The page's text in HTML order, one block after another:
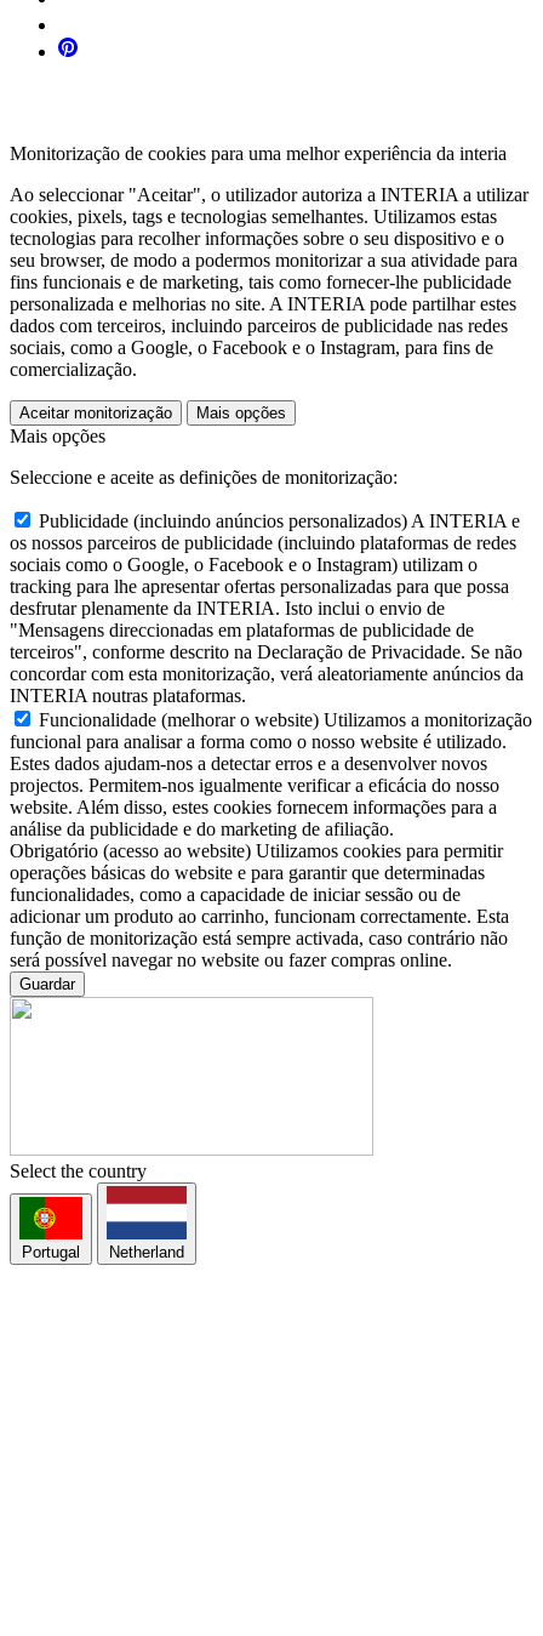
Monitorização de cookies para uma melhor experiência da interia
Ao seleccionar "Aceitar", o utilizador autoriza a INTERIA a utilizar
cookies, pixels, tags e tecnologias semelhantes. Utilizamos estas
tecnologias para recolher informações sobre o seu dispositivo e o
seu browser, de modo a podermos monitorizar a sua atividade para
fins funcionais e de marketing, tais como fornecer-lhe publicidade
personalizada e melhorias no site. A INTERIA pode partilhar estes
dados com terceiros, incluindo parceiros de publicidade nas redes
sociais, como a Google, o Facebook e o Instagram, para fins de
comercialização.
Aceitar monitorização Mais opções
Mais opções
Seleccione e aceite as definições de monitorização:
Publicidade (incluindo anúncios personalizados) A INTERIA e
os nossos parceiros de publicidade (incluindo plataformas de redes
sociais como o Google, o Facebook e o Instagram) utilizam o
tracking para lhe apresentar ofertas personalizadas para que possa
desfrutar plenamente da INTERIA. Isto inclui o envio de
"Mensagens direccionadas em plataformas de publicidade de
terceiros", conforme descrito na Declaração de Privacidade. Se não
concordar com esta monitorização, verá aleatoriamente anúncios da
INTERIA noutras plataformas.
Funcionalidade (melhorar o website) Utilizamos a monitorização
funcional para analisar a forma como o nosso website é utilizado.
Estes dados ajudam-nos a detectar erros e a desenvolver novos
projectos. Permitem-nos igualmente verificar a eficácia do nosso
website. Além disso, estes cookies fornecem informações para a
análise da publicidade e do marketing de afiliação.
Obrigatório (acesso ao website) Utilizamos cookies para permitir
operações básicas do website e para garantir que determinadas
funcionalidades, como a capacidade de iniciar sessão ou de
adicionar um produto ao carrinho, funcionam correctamente. Esta
função de monitorização está sempre activada, caso contrário não
será possível navegar no website ou fazer compras online.
Guardar
Select the country
Portugal Netherland